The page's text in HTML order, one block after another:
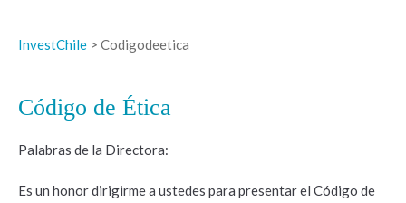
InvestChile > Codigodeetica
Código de Ética
Palabras de la Directora:
Es un honor dirigirme a ustedes para presentar el Código de